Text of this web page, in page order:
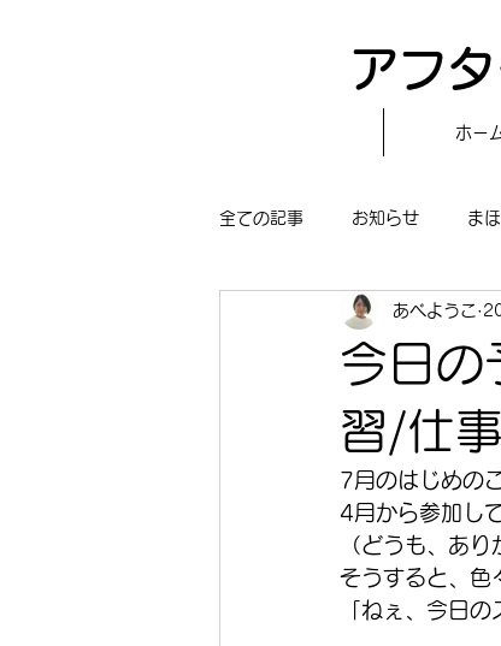
アフ
ホー
全ての記事 お知らせ ま
〝自分で作る〟もぐもぐタイ
まほらboの学習／仕事
冒険まほらbo
今日の
習/仕事
あべようこ
7月のはじめの
4月から参加し
（どうも、あり
そうすると、色
「ねぇ、今日